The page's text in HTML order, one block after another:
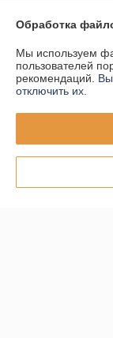
Доставка и
График работы
Полная версия
Политика
Сайт создан на
Обработка
Мы используем
пользователей
рекомендаций.
отключить их.